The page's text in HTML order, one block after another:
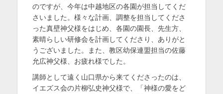
のですが、今年は中越地区の各園が担当してくだ
さいました。様々な計画、調整を担当してくださ
った真壁神父様をはじめ、各園の園長、先生方、
素晴らしい研修会を計画してくださり、ありがと
うございました。また、教区幼保連盟担当の佐藤
允広神父様、お疲れ様でした。
講師として遠く山口県から来てくださったのは、
イエズス会の片柳弘史神父様で、「神様の愛をど